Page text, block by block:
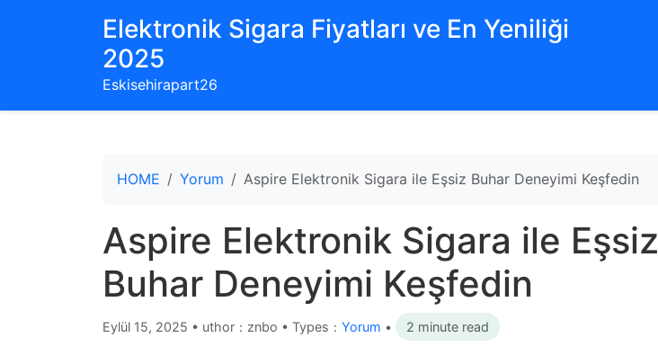
Elektronik Sigara Fiyatları ve En Yeniliği
2025
Eskisehirapart26
HOME Yorum Aspire Elektronik Sigara ile Eşsiz Buhar Deneyimi Keşfedin
Aspire Elektronik Sigara ile Eşsiz
Buhar Deneyimi Keşfedin
Eylül 15, 2025 • uthor：znbo • Types： Yorum • 2 minute read